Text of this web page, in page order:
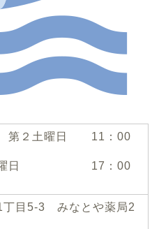
第２土曜日 11：00
月曜日 17：00
丁目5-3 みなとや薬局2